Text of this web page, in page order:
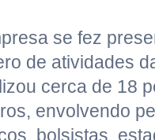
se fez
de atividades
cerca de 18
envolvendo
bolsistas,